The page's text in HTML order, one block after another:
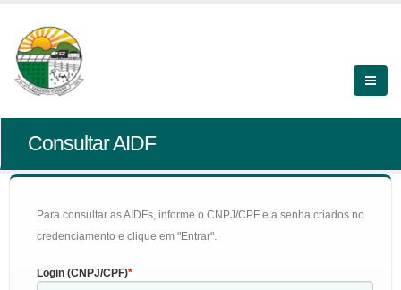
Consultar AIDF
Para consultar as AIDFs, informe o CNPJ/CPF e a senha criados no
credenciamento e clique em "Entrar".
Login (CNPJ/CPF)